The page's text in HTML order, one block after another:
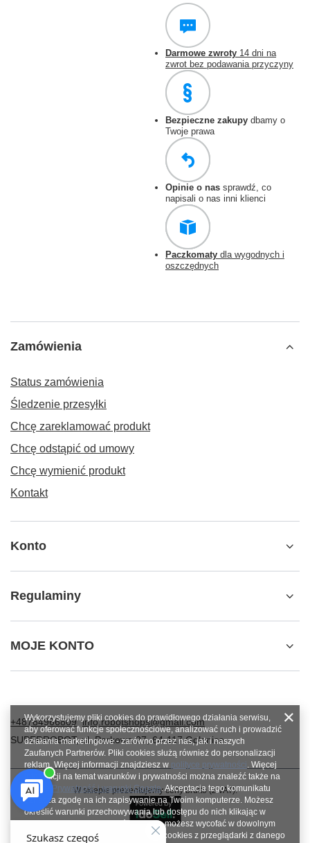
Darmowe zwroty 14 dni na
zwrot bez podawania przyczyny
Bezpieczne zakupy dbamy o
Twoje prawa
Opinie o nas sprawdź, co
napisali o nas inni klienci
Paczkomaty dla wygodnych i
oszczędnych
Zamówienia
Status zamówienia
Śledzenie przesyłki
Chcę zareklamować produkt
Chcę odstąpić od umowy
Chcę wymienić produkt
Kontakt
Konto
Regulaminy
MOJE KONTO
+48784966809 info.robotshops@gmail.com
SUPERROBOT,ul. Parkowa 27,64-117Gołanice
W sklepie prezentujemy ceny brutto (z VAT).
Wykorzystujemy pliki cookies do prawidłowego działania serwisu,
aby oferować funkcje społecznościowe, analizować ruch i prowadzić
działania marketingowe - zarówno przez nas, jak i naszych
Zaufanych Partnerów. Pliki cookies służą również do personalizacji
reklam. Więcej informacji znajdziesz w polityce prywatności. Więcej
informacji na temat warunków i prywatności można znaleźć także na
stronie Prywatność i warunki Google. Akceptacja tego komunikatu
oznacza zgodę na ich zapisywanie na Twoim komputerze. Możesz
określić warunki przechowywania lub dostępu do nich klikając w
zakładkę „Konfiguracja zgód”. Zgodę możesz wycofać w dowolnym
momencie poprzez usunięcie plików cookies z przeglądarki z danego